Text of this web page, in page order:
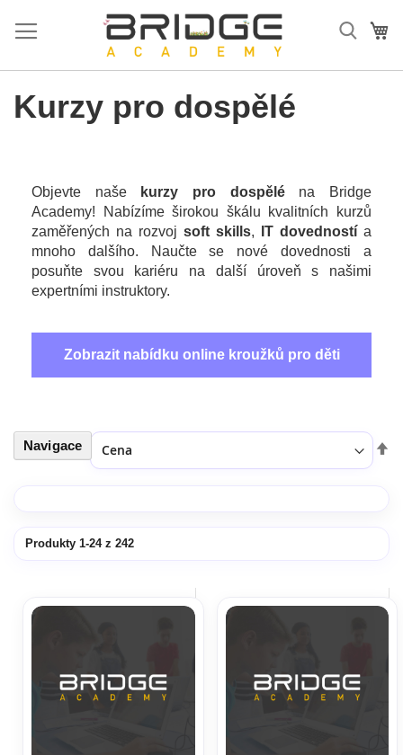
na
Kurzy pro dospělé
Objevte naše kurzy pro dospěléna Bridge
Academy! Nabízíme širokou škálu kvalitních kurzů
zaměřených na rozvoj soft skills, IT dovedností a
mnoho dalšího. Naučte se nové dovednosti a
posuňte svou kariéru na další úroveň s našimi
expertními instruktory.
Zobrazit nabídku online kroužků pro děti
Produkty 1-24z 242
Seřadit podle
Navigace